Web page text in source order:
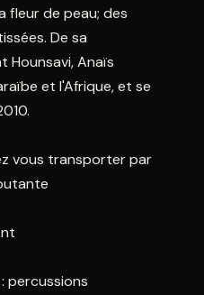
fleur de peau; des
De sa
Hounsavi, Anaïs
et l'Afrique, et se
vous transporter par
percussions